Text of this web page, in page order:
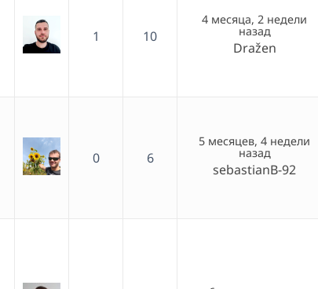
1 10
4 месяца, 2 недели
назад
Dražen
0 6
5 месяцев, 4 недели
назад
sebastianB-92